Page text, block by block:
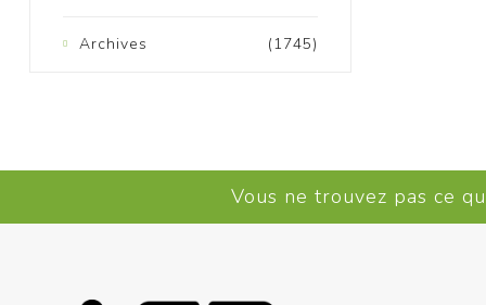
(1745)
Archives
Vous ne trouvez pas ce